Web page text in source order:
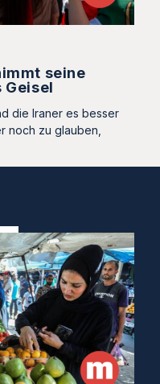
seine
Geisel
die Iraner es besser
noch zu glauben,